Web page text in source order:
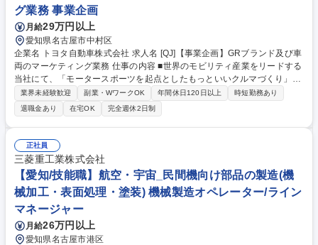
グ業務 事業企画
月給29万円以上
愛知県名古屋市中村区
企業名 トヨタ自動車株式会社 求人名 [QJ]【事業企画】GRブランド及び車
両のマーケティング業務 仕事の内容 ■世界のモビリティ産業をリードする
当社にて、「モータースポーツを起点としたもっといいクルマづくり」か
ら生み出されるGR車両のマーケティング 及び GRファンを増やすブラン
ディング業務を担っていただきます。 【詳細】■コーポレート視点に立っ
た戦略的情報発信の立案・推進■モータースポーツに関わる取組みから生
まれるリアルストーリーをたくさんのお客様にお伝えし一人でも多くのG
Rファンを増やす■プロドライバー、モータースポーツ関係者、ジャーナ
リスト、メディアなど業界に関わる全てのステークホルダーとのリレーシ
ョンづくり■商品発表会、試乗会、モータースポーツ関連イベントなど各
種イベントの立案、実行 募集職種 [QJ]【事業企画】GRブランド及び車両
のマーケティング業務
業界未経験歓迎 副業・WワークOK 年間休日120日以上
時短勤務あり
退職金あり
在宅OK 完全週休2日制
正社員
三菱重工業株式会社
【愛知/技能職】航空・宇宙_民間機向け部品の製造(機
械加工・表面処理・塗装) 機械製造オペレーター/ライン
マネージャー
月給26万円以上
愛知県名古屋市港区